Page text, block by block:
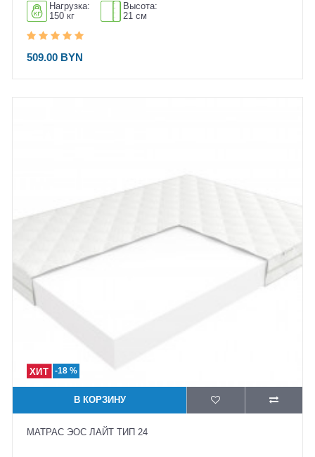
Нагрузка:
150 кг
Высота:
21 см
509.00 BYN
-18 %
В КОРЗИНУ
МАТРАС ЭОС ЛАЙТ ТИП 24